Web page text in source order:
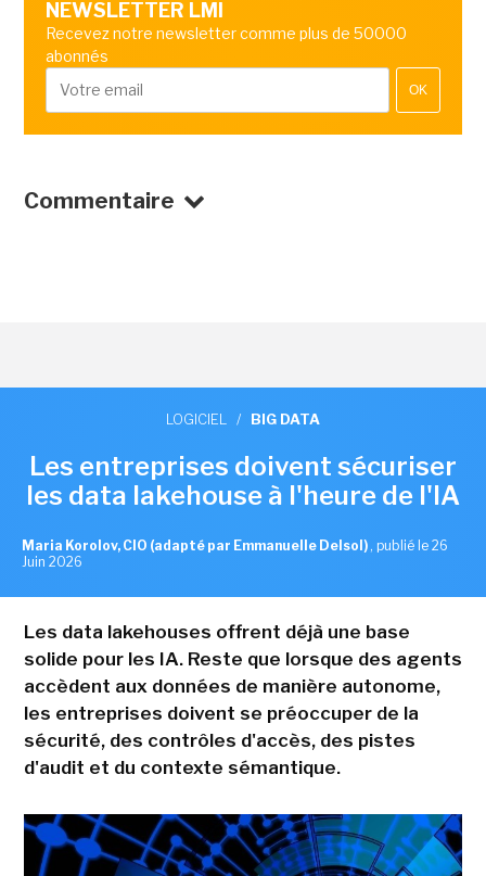
NEWSLETTER LMI
Recevez notre newsletter comme plus de 50000
abonnés
OK
Commentaire
LOGICIEL / BIG DATA
Les entreprises doivent sécuriser
les data lakehouse à l'heure de l'IA
Maria Korolov, CIO (adapté par Emmanuelle Delsol) , publié le 26
Juin 2026
Les data lakehouses offrent déjà une base
solide pour les IA. Reste que lorsque des agents
accèdent aux données de manière autonome,
les entreprises doivent se préoccuper de la
sécurité, des contrôles d'accès, des pistes
d'audit et du contexte sémantique.